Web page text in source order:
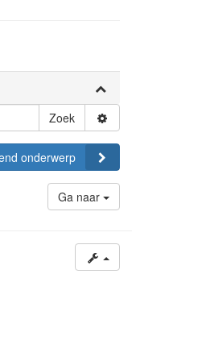
Zoek
onderwerp
Ga naar